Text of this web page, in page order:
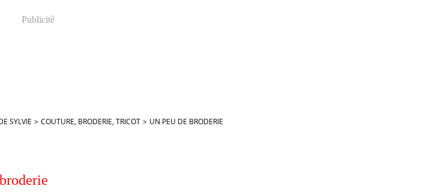
Publicité
SYLVIE > COUTURE, BRODERIE, TRICOT > UN PEU DE BRODERIE